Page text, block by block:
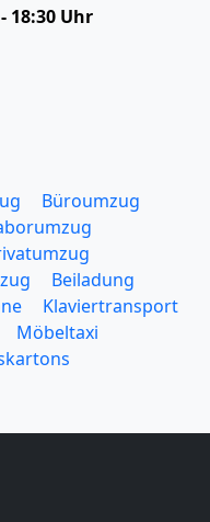
18:30 Uhr
Büroumzug
Beiladung
Klaviertransport
Möbeltaxi